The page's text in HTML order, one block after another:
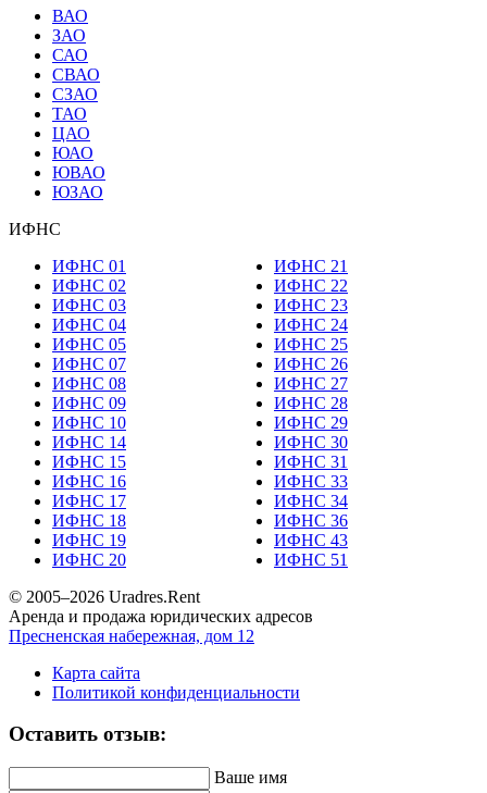
ВАО
ЗАО
САО
СВАО
СЗАО
ТАО
ЦАО
ЮАО
ЮВАО
ЮЗАО
ИФНС
ИФНС 01
ИФНС 02
ИФНС 03
ИФНС 04
ИФНС 05
ИФНС 07
ИФНС 08
ИФНС 09
ИФНС 10
ИФНС 14
ИФНС 15
ИФНС 16
ИФНС 17
ИФНС 18
ИФНС 19
ИФНС 20
ИФНС 21
ИФНС 22
ИФНС 23
ИФНС 24
ИФНС 25
ИФНС 26
ИФНС 27
ИФНС 28
ИФНС 29
ИФНС 30
ИФНС 31
ИФНС 33
ИФНС 34
ИФНС 36
ИФНС 43
ИФНС 51
© 2005–2026 Uradres.Rent
Аренда и продажа юридических адресов
Пресненская набережная, дом 12
Карта сайта
Политикой конфиденциальности
Оставить отзыв:
Ваше имя